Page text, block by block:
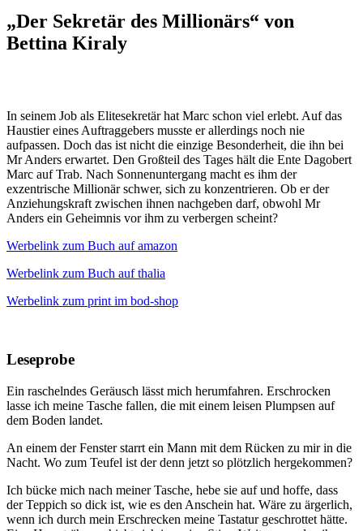
„Der Sekretär des Millionärs“ von
Bettina Kiraly
In seinem Job als Elitesekretär hat Marc schon viel erlebt. Auf das
Haustier eines Auftraggebers musste er allerdings noch nie
aufpassen. Doch das ist nicht die einzige Besonderheit, die ihn bei
Mr Anders erwartet. Den Großteil des Tages hält die Ente Dagobert
Marc auf Trab. Nach Sonnenuntergang macht es ihm der
exzentrische Millionär schwer, sich zu konzentrieren. Ob er der
Anziehungskraft zwischen ihnen nachgeben darf, obwohl Mr
Anders ein Geheimnis vor ihm zu verbergen scheint?
Werbelink zum Buch auf amazon
Werbelink zum Buch auf thalia
Werbelink zum print im bod-shop
Leseprobe
Ein raschelndes Geräusch lässt mich herumfahren. Erschrocken
lasse ich meine Tasche fallen, die mit einem leisen Plumpsen auf
dem Boden landet.
An einem der Fenster starrt ein Mann mit dem Rücken zu mir in die
Nacht. Wo zum Teufel ist der denn jetzt so plötzlich hergekommen?
Ich bücke mich nach meiner Tasche, hebe sie auf und hoffe, dass
der Teppich so dick ist, wie es den Anschein hat. Wäre zu ärgerlich,
wenn ich durch mein Erschrecken meine Tastatur geschrottet hätte.